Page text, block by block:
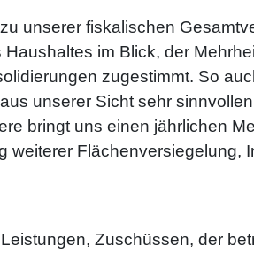
unserer fiskalischen
im Blick, der
zugestimmt. So
unserer Sicht sehr
bringt uns einen jährlichen
weiterer Flächenversiegelung,
Zuschüssen, der